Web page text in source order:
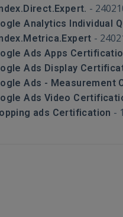
-
Analytics Individual
-
Ads Apps
Ads Display
Ads - Measurement
Ads Video
ads Certification -